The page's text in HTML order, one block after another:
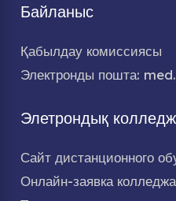
Байланыс
Қабылдау комиссиясы
Электронды пошта:
Элетрондық колледж
Сайт дистанционного
Онлайн-заявка колледжа